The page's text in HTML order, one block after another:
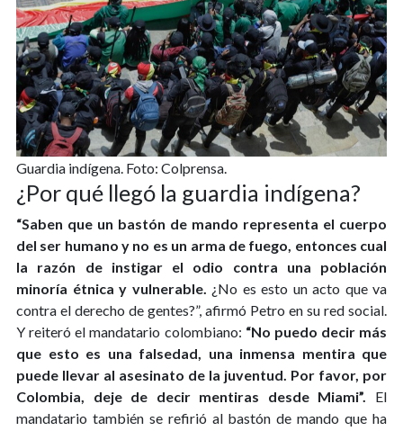
Guardia indígena. Foto: Colprensa.
¿Por qué llegó la guardia indígena?
“Saben que un bastón de mando representa el cuerpo
del ser humano y no es un arma de fuego, entonces cual
la razón de instigar el odio contra una población
minoría étnica y vulnerable. ¿No es esto un acto que va
contra el derecho de gentes?”, afirmó Petro en su red social.
Y reiteró el mandatario colombiano: “No puedo decir más
que esto es una falsedad, una inmensa mentira que
puede llevar al asesinato de la juventud. Por favor, por
Colombia, deje de decir mentiras desde Miami”.
El
mandatario también se refirió al bastón de mando que ha